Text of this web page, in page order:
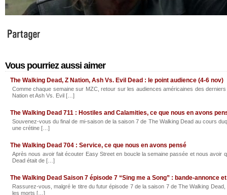
Vous pourriez aussi aimer
The Walking Dead, Z Nation, Ash Vs. Evil Dead : le point audience (4-6 nov)
Comme chaque semaine sur MZC, retour sur les audiences américaines des
Nation et Ash Vs. Evil […]
The Walking Dead 711 : Hostiles and Calamities, ce que nous en avons
Souvenez-vous du final de mi-saison de la saison 7 de The Walking Dead au cours
une crétine […]
The Walking Dead 704 : Service, ce que nous en avons pensé
Après nous avoir fait écouter Easy Street en boucle la semaine passée et nous avoir
Dead était de […]
The Walking Dead Saison 7 épisode 7 “Sing me a Song” : bande-annonce
Rassurez-vous, malgré le titre du futur épisode 7 de la saison 7 de The Walking
les morts […]